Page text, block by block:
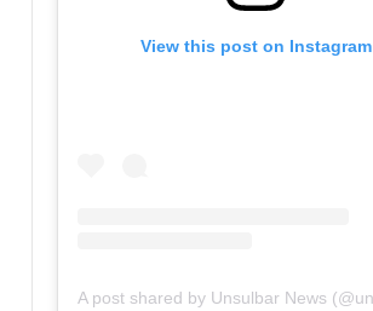
View this post on Instagram